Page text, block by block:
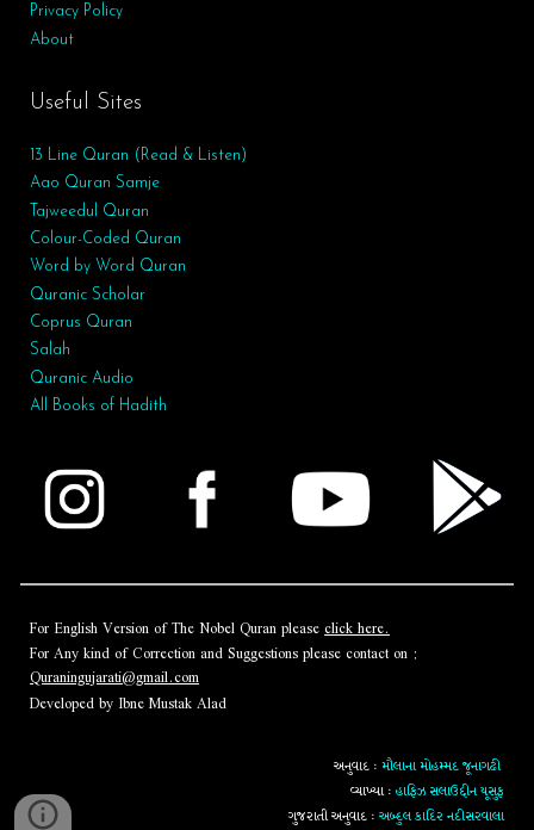
Privacy Policy
About
Useful Sites
13 Line Quran (Read & Listen)
Aao Quran Samje
Tajweedul Quran
Colour-Coded Quran
Word by Word Quran
Quranic Scholar
Coprus Quran
Salah
Quranic Audio
All Books of Hadith
For English Version of The Nobel Quran pleaseclick here.
For Any kind of Correction and Suggestions please contact on :
Quraningujarati@gmail.com
Developed by Ibne Mustak Alad
અનુવાદ : મૌલાના મોહમ્મદ જૂનાગઢી
વ્યાખ્યા : હાફિઝ સલાઉદ્દીન યૂસુફ
ગુજરાતી અનુવાદ : અબ્દુલ કાદિર નદીસરવાલા